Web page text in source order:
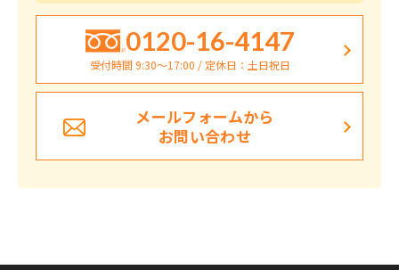
0120-16-4147
受付時間 9:30〜17:00 / 定休日：土日祝日
メールフォームから
お問い合わせ